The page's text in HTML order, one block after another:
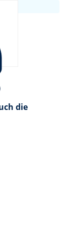
die